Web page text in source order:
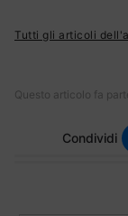
Tutti gli articoli
Questo articolo fa
Condividi